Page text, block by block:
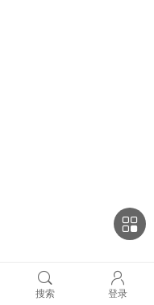
搜索 登录